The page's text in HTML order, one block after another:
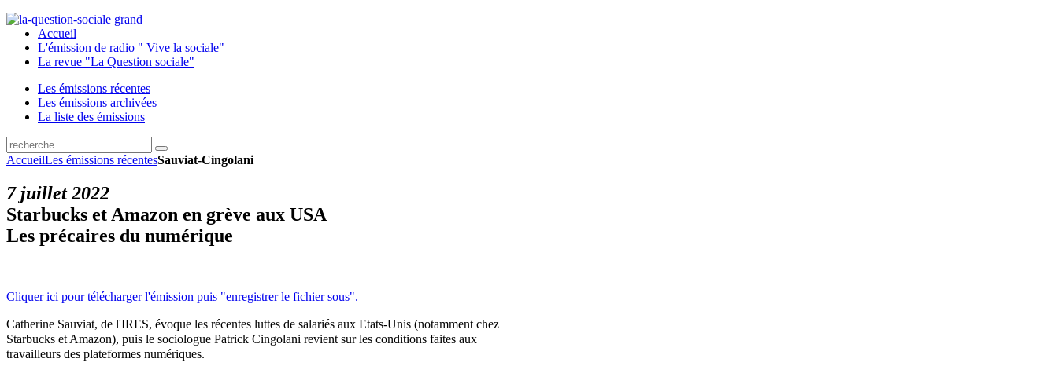
Accueil
L'émission de radio " Vive la sociale"
La revue "La Question sociale"
Les émissions récentes
Les émissions archivées
La liste des émissions
AccueilLes émissions récentesSauviat-Cingolani
7 juillet 2022
Starbucks et Amazon en grève aux USA
Les précaires du numérique
Cliquer ici pour télécharger l'émission puis "enregistrer le fichier sous".
Catherine Sauviat, de l'IRES, évoque les récentes luttes de salariés aux Etats-Unis (notamment chez
Starbucks et Amazon), puis le sociologue Patrick Cingolani revient sur les conditions faites aux
travailleurs des plateformes numériques.